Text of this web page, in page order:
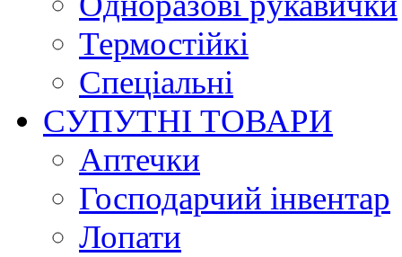
Термостійкі
Спеціальні
СУПУТНІ ТОВАРИ
Аптечки
Господарчий інвентар
Лопати